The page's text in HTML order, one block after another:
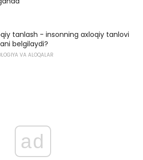
tanlash - insonning axloqiy tanlovi
belgilaydi?
VA ALOQALAR
ad